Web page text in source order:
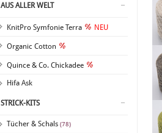
AUS ALLER WELT
KnitPro Symfonie Terra NEU
Organic Cotton
Quince & Co. Chickadee
Hifa Ask
STRICK-KITS
Tücher & Schals (78)